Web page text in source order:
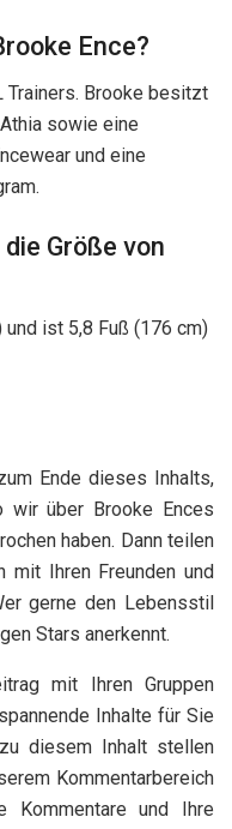
Ence?
Trainers. Brooke besitzt
sowie eine
und eine
Größe von
ist 5,8 Fuß (176 cm)
Ende dieses Inhalts,
wir über Brooke Ences
haben. Dann teilen
mit Ihren Freunden und
gerne den Lebensstil
Stars anerkennt.
mit Ihren Gruppen
Inhalte für Sie
diesem Inhalt stellen
Kommentarbereich
Kommentare und Ihre